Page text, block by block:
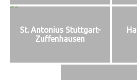
St. Antonius Stuttgart-
Zuffenhausen